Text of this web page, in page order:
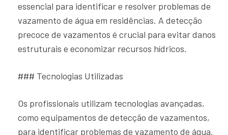
essencial para identificar e resolver problemas de
vazamento de água em residências. A detecção
precoce de vazamentos é crucial para evitar danos
estruturais e economizar recursos hídricos.
### Tecnologias Utilizadas
Os profissionais utilizam tecnologias avançadas,
como equipamentos de detecção de vazamentos,
para identificar problemas de vazamento de água.